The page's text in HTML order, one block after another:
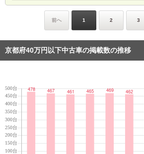
前へ 1 2 3
京都府40万円以下中古車の掲載数の推移